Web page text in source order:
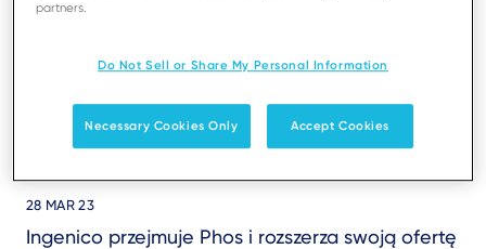
Zmiana w kierownictwie Ingenico: Angelo
Włochy, Europę Wschodnią i Południowo-
Wschodnią oraz Bliski Wschód
28 MAR 23
Ingenico przejmuje Phos i rozszerza swoją ofertę
partners.
Do Not Sell or Share My Personal Information
Necessary Cookies Only Accept Cookies